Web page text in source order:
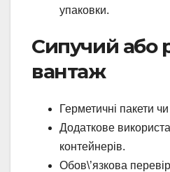
упаковки.
Сипучий або
вантаж
Герметичні пакети
Додаткове
контейнерів.
Обов\’язкова